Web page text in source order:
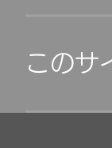
このサ